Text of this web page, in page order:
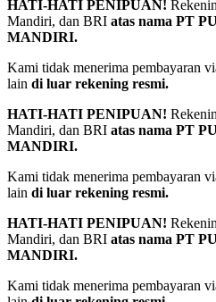
HATI-HATI PENIPUAN!
Mandiri, dan BRI atas nama PT
MANDIRI.
⁠Kami tidak menerima pembayaran
lain di luar rekening resmi.
HATI-HATI PENIPUAN!
Mandiri, dan BRI atas nama PT
MANDIRI.
⁠Kami tidak menerima pembayaran
lain di luar rekening resmi.
HATI-HATI PENIPUAN!
Mandiri, dan BRI atas nama PT
MANDIRI.
⁠Kami tidak menerima pembayaran